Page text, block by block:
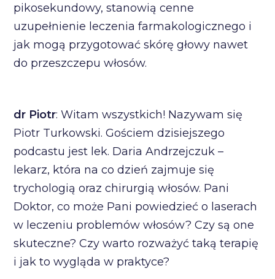
pikosekundowy, stanowią cenne
uzupełnienie leczenia farmakologicznego i
jak mogą przygotować skórę głowy nawet
do przeszczepu włosów.
dr Piotr: Witam wszystkich! Nazywam się
Piotr Turkowski. Gościem dzisiejszego
podcastu jest lek. Daria Andrzejczuk –
lekarz, która na co dzień zajmuje się
trychologią oraz chirurgią włosów. Pani
Doktor, co może Pani powiedzieć o laserach
w leczeniu problemów włosów? Czy są one
skuteczne? Czy warto rozważyć taką terapię
i jak to wygląda w praktyce?